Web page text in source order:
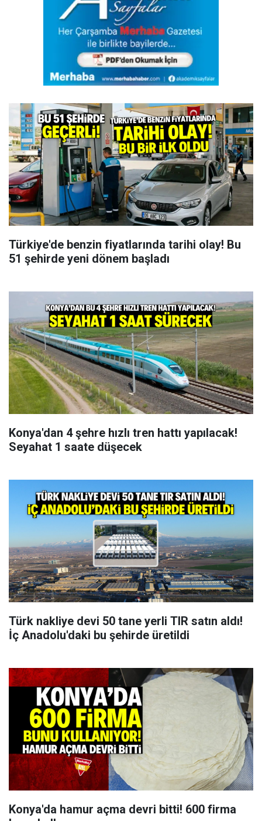
Türkiye'de benzin fiyatlarında tarihi olay! Bu
51 şehirde yeni dönem başladı
Konya'dan 4 şehre hızlı tren hattı yapılacak!
Seyahat 1 saate düşecek
Türk nakliye devi 50 tane yerli TIR satın aldı!
İç Anadolu'daki bu şehirde üretildi
Konya'da hamur açma devri bitti! 600 firma